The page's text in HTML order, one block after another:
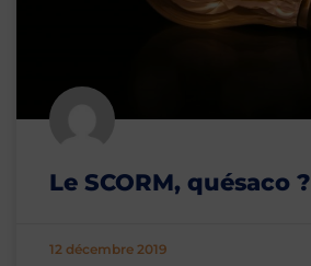
Le SCORM, quésaco ?
12 décembre 2019